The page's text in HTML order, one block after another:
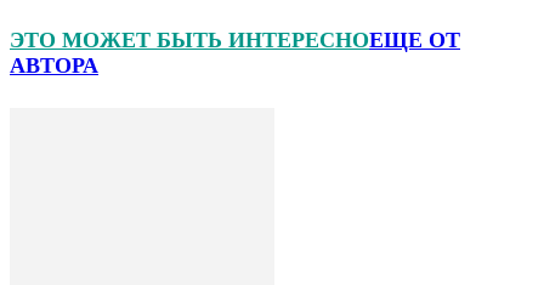
ЭТО МОЖЕТ БЫТЬ ИНТЕРЕСНОЕЩЕ ОТ
АВТОРА